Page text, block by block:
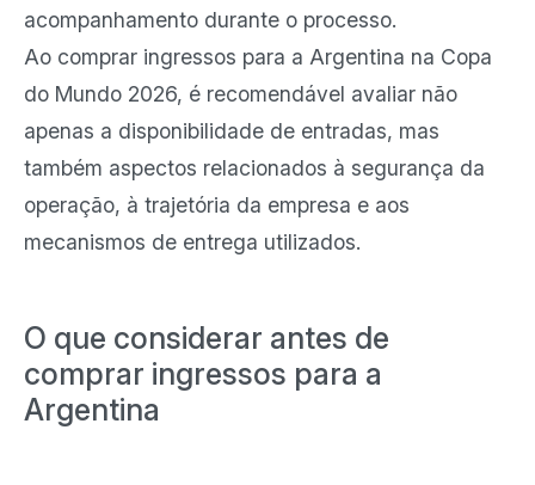
acompanhamento durante o processo.
Ao comprar ingressos para a Argentina na Copa
do Mundo 2026, é recomendável avaliar não
apenas a disponibilidade de entradas, mas
também aspectos relacionados à segurança da
operação, à trajetória da empresa e aos
mecanismos de entrega utilizados.
O que considerar antes de
comprar ingressos para a
Argentina